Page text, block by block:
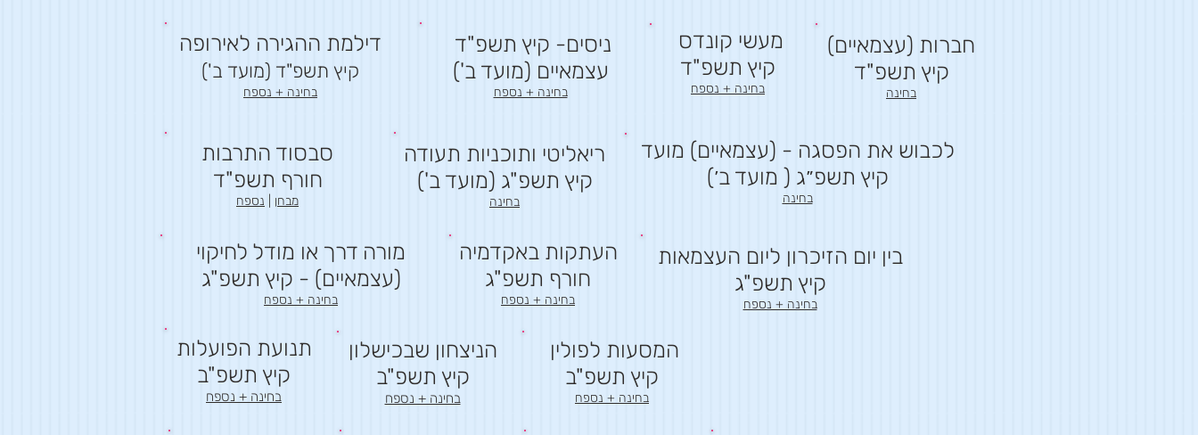
דילמת ההגירה לאירופה
קיץ תשפ"ד (מועד ב')
בחינה + נספח
ניסים- קיץ תשפ"ד
עצמאיים (מועד ב')
בחינה + נספח
מעשי קונדס
קיץ תשפ"ד
בחינה + נספח
חברות (עצמאיים)
קיץ תשפ"ד
בחינה
סבסוד התרבות
חורף תשפ"ד
מבחן נספח
ריאליטי ותוכניות תעודה
קיץ תשפ"ג (מועד ב')
בחינה
לכבוש את הפסגה - (עצמאיים) מועד
קיץ תשפ״ג ( מועד ב׳)
בחינה
מורה דרך או מודל לחיקוי
(עצמאיים) - קיץ תשפ"ג
בחינה + נספח
העתקות באקדמיה
חורף תשפ"ג
בחינה + נספח
בין יום הזיכרון ליום העצמאות
קיץ תשפ"ג
בחינה + נספח
תנועת הפועלות
קיץ תשפ"ב
בחינה + נספח
הניצחון שבכישלון
קיץ תשפ"ב
בחינה + נספח
המסעות לפולין
קיץ תשפ"ב
בחינה + נספח